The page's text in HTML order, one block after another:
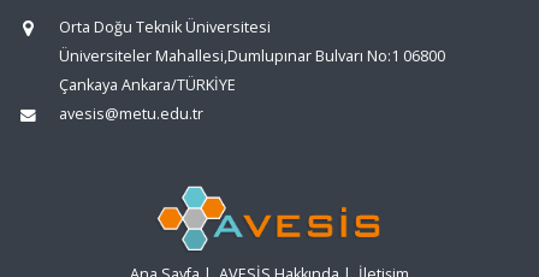
Orta Doğu Teknik Üniversitesi
Üniversiteler Mahallesi,Dumlupınar Bulvarı No:1 06800
Çankaya Ankara/TÜRKİYE
avesis@metu.edu.tr